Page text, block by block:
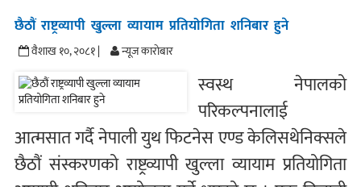
छैठौं राष्ट्रव्यापी खुल्ला व्यायाम प्रतियोगिता शनिबार हुने
वैशाख १०, २०८१ | न्यूज काराेबार
स्वस्थ नेपालको
परिकल्पनालाई
आत्मसात गर्दै नेपाली युथ फिटनेस एण्ड केलिसथेनिक्सले
छैठौं संस्करणको राष्ट्रव्यापी खुल्ला व्यायाम प्रतियोगिता